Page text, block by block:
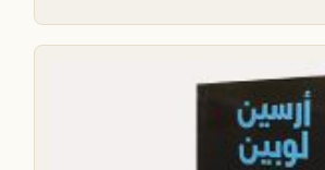
يمكن اختيار الخيارات على صفحة المنتج